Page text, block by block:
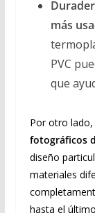
más
PVC
que
Por otro
fotográficos
diseño
materiales
hasta el